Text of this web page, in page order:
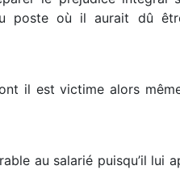
poste où il aurait dû
il est victime alors
au salarié puisqu’il lui